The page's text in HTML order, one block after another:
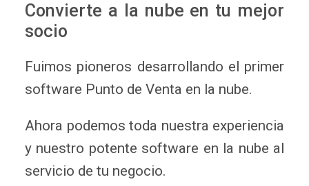
Convierte a la nube en tu mejor
socio
Fuimos pioneros desarrollando el primer
software Punto de Venta en la nube.
Ahora podemos toda nuestra experiencia
y nuestro potente software en la nube al
servicio de tu negocio.